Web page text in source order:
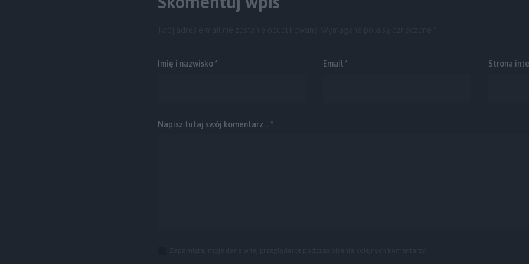
Imię i nazwisko * Email * Strona
Napisz tutaj swój komentarz... *